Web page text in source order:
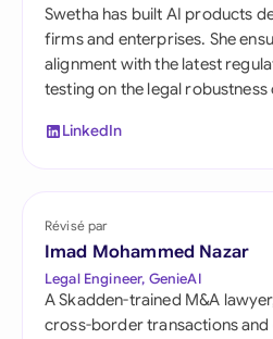
Swetha has built AI products
firms and enterprises. She
alignment with the latest
testing on the legal
LinkedIn
Révisé par
Imad Mohammed Nazar
Legal Engineer, GenieAI
A Skadden-trained M&A
cross-border transactions